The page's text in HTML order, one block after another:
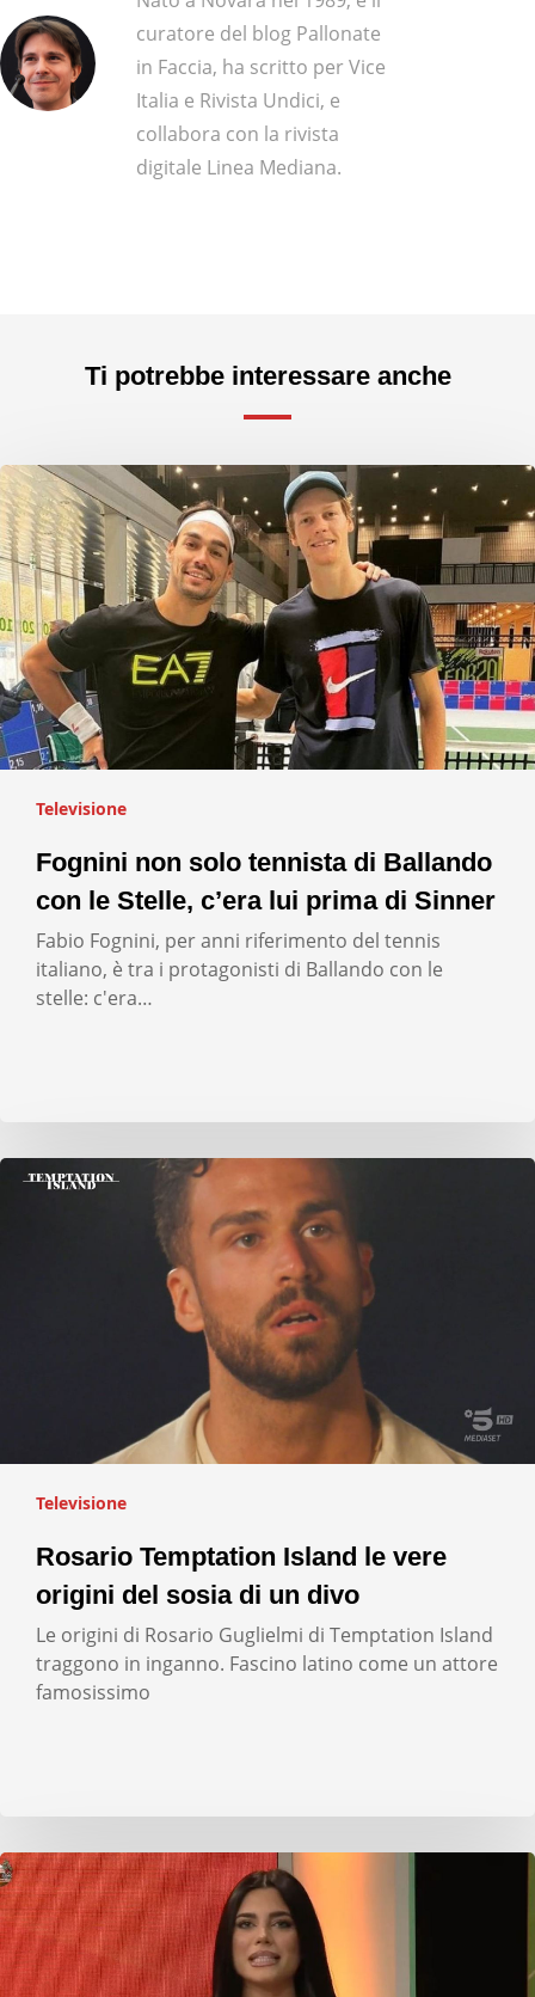
curatore del blog Pallonate
in Faccia, ha scritto per Vice
Italia e Rivista Undici, e
collabora con la rivista
digitale Linea Mediana.
Ti potrebbe interessare anche
Televisione
Fognini non solo tennista di Ballando
con le Stelle, c’era lui prima di Sinner
Fabio Fognini, per anni riferimento del tennis
italiano, è tra i protagonisti di Ballando con le
stelle: c'era…
Televisione
Rosario Temptation Island le vere
origini del sosia di un divo
Le origini di Rosario Guglielmi di Temptation Island
traggono in inganno. Fascino latino come un attore
famosissimo